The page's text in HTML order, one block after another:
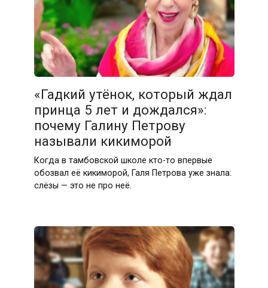
«Гадкий утёнок, который ждал
принца 5 лет и дождался»:
почему Галину Петрову
называли кикиморой
Когда в тамбовской школе кто-то впервые
обозвал её кикиморой, Галя Петрова уже знала:
слёзы — это не про неё.